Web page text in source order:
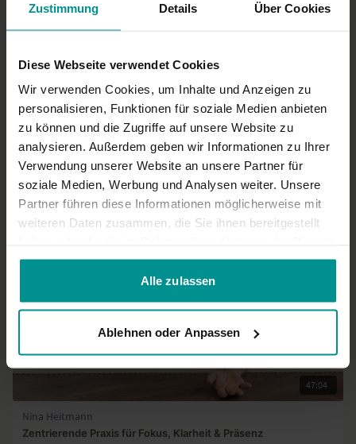
Zustimmung Details Über Cookies
Diese Webseite verwendet Cookies
Wir verwenden Cookies, um Inhalte und Anzeigen zu
personalisieren, Funktionen für soziale Medien anbieten
zu können und die Zugriffe auf unsere Website zu
analysieren. Außerdem geben wir Informationen zu Ihrer
Verwendung unserer Website an unsere Partner für
soziale Medien, Werbung und Analysen weiter. Unsere
Partner führen diese Informationen möglicherweise mit
weiteren Daten zusammen, die Sie ihnen bereitgestellt
gesammelt haben.
Alle zulassen
Ablehnen oder Anpassen
angesagt! Vielen Dank!
Mehr laden
Ähnliche Videos
47:04
Nina Heitmann
Zentrierende Praxis für Fokus, Klarheit & Präsenz